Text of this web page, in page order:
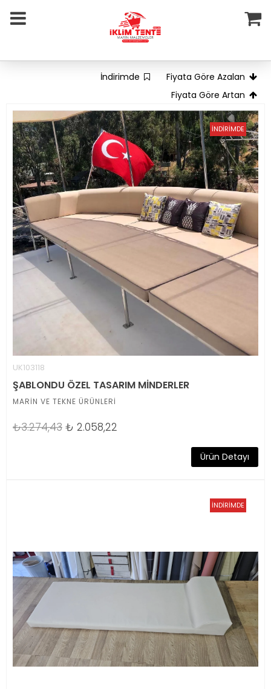
İndirimde
Fiyata Göre Azalan
Fiyata Göre Artan
UK103118
ŞABLONDU ÖZEL TASARIM MİNDERLER
MARİN VE TEKNE ÜRÜNLERİ
₺3.274,43 ₺ 2.058,22
Ürün Detayı
TÜKENDİ
İNDİRİMDE
İNDİRİMDE